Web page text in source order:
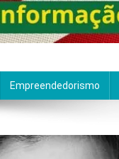
Empreendedorismo